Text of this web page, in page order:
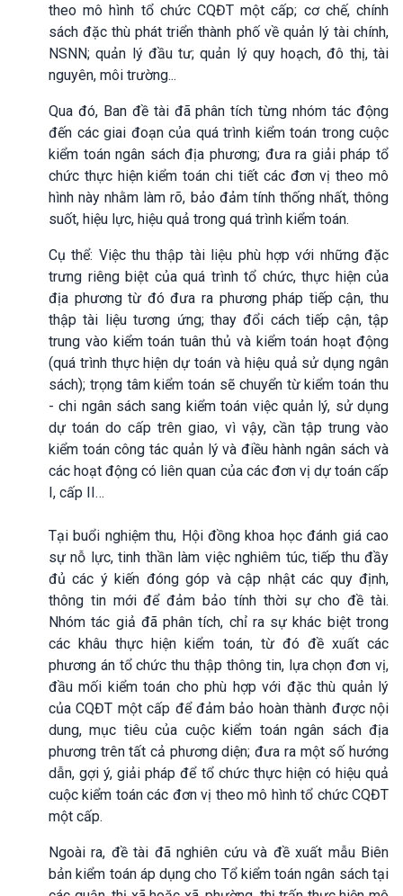
theo mô hình tổ chức CQĐT một cấp; cơ chế, chính
sách đặc thù phát triển thành phố về quản lý tài chính,
NSNN; quản lý đầu tư; quản lý quy hoạch, đô thị, tài
nguyên, môi trường...
Qua đó, Ban đề tài đã phân tích từng nhóm tác động
đến các giai đoạn của quá trình kiểm toán trong cuộc
kiểm toán ngân sách địa phương; đưa ra giải pháp tổ
chức thực hiện kiểm toán chi tiết các đơn vị theo mô
hình này nhằm làm rõ, bảo đảm tính thống nhất, thông
suốt, hiệu lực, hiệu quả trong quá trình kiểm toán.
Cụ thể: Việc thu thập tài liệu phù hợp với những đặc
trưng riêng biệt của quá trình tổ chức, thực hiện của
địa phương từ đó đưa ra phương pháp tiếp cận, thu
thập tài liệu tương ứng; thay đổi cách tiếp cận, tập
trung vào kiểm toán tuân thủ và kiểm toán hoạt động
(quá trình thực hiện dự toán và hiệu quả sử dụng ngân
sách); trọng tâm kiểm toán sẽ chuyển từ kiểm toán thu
- chi ngân sách sang kiểm toán việc quản lý, sử dụng
dự toán do cấp trên giao, vì vậy, cần tập trung vào
kiểm toán công tác quản lý và điều hành ngân sách và
các hoạt động có liên quan của các đơn vị dự toán cấp
I, cấp II…
Tại buổi nghiệm thu, Hội đồng khoa học đánh giá cao
sự nỗ lực, tinh thần làm việc nghiêm túc, tiếp thu đầy
đủ các ý kiến đóng góp và cập nhật các quy định,
thông tin mới để đảm bảo tính thời sự cho đề tài.
Nhóm tác giả đã phân tích, chỉ ra sự khác biệt trong
các khâu thực hiện kiểm toán, từ đó đề xuất các
phương án tổ chức thu thập thông tin, lựa chọn đơn vị,
đầu mối kiểm toán cho phù hợp với đặc thù quản lý
của CQĐT một cấp để đảm bảo hoàn thành được nội
dung, mục tiêu của cuộc kiểm toán ngân sách địa
phương trên tất cả phương diện; đưa ra một số hướng
dẫn, gợi ý, giải pháp để tổ chức thực hiện có hiệu quả
cuộc kiểm toán các đơn vị theo mô hình tổ chức CQĐT
một cấp.
Ngoài ra, đề tài đã nghiên cứu và đề xuất mẫu Biên
bản kiểm toán áp dụng cho Tổ kiểm toán ngân sách tại